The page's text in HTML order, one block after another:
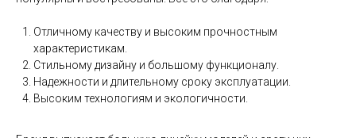
Отличному качеству и высоким прочностным
характеристикам.
Стильному дизайну и большому функционалу.
Надежности и длительному сроку эксплуатации.
Высоким технологиям и экологичности.